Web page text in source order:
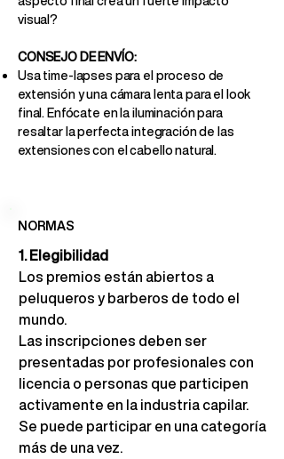
visual?
CONSEJO DE ENVÍO:
Usa time-lapses para el proceso de
extensión y una cámara lenta para el look
final. Enfócate en la iluminación para
resaltar la perfecta integración de las
extensiones con el cabello natural.
NORMAS
1. Elegibilidad
Los premios están abiertos a
peluqueros y barberos de todo el
mundo.
Las inscripciones deben ser
presentadas por profesionales con
licencia o personas que participen
activamente en la industria capilar.
Se puede participar en una categoría
más de una vez.